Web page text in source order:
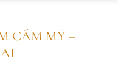
CẨM MỸ –